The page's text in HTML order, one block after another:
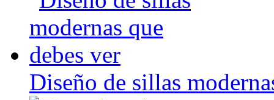
Diseño de sillas